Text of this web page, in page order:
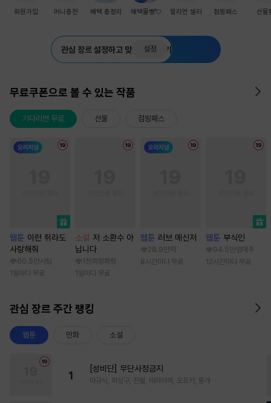
회원가입 머니충전 혜택 총정리 혜택몰빵💘 밀리언 셀러 점핑패스 선물
관심 장르 설정하고 맞춤 추천 받기
설정
무료쿠폰으로 볼 수 있는 작품
기다리면 무료 선물 점핑패스
웹툰 이런 쥐라도
사랑해줘
60.5만 사탕
1일마다 무료
소설 저 소환수 아
닙니다
1천 희랑화랑
1일마다 무료
웹툰 러브 메신저
28.9만 딱
8시간마다 무료
웹툰 부식인
94.5만 임애주
12시간마다 무료
관심 장르 주간 랭킹
웹툰 만화 소설
1
[성비단] 무단사정금지
마규식, 피상구, 진월, 테리야끼, 오프카, 뚱개